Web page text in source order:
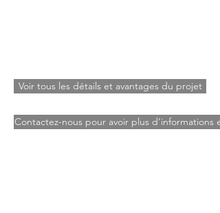
Voir tous les détails et avantages du projet
Contactez-nous pour avoir plus d'informations